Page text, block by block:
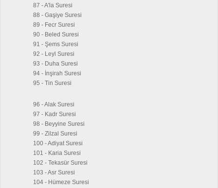
87 - A'la Suresi
88 - Gaşiye Suresi
89 - Fecr Suresi
90 - Beled Suresi
91 - Şems Suresi
92 - Leyl Suresi
93 - Duha Suresi
94 - İnşirah Suresi
95 - Tin Suresi
96 - Alak Suresi
97 - Kadr Suresi
98 - Beyyine Suresi
99 - Zilzal Suresi
100 - Adiyat Suresi
101 - Karia Suresi
102 - Tekasür Suresi
103 - Asr Suresi
104 - Hümeze Suresi